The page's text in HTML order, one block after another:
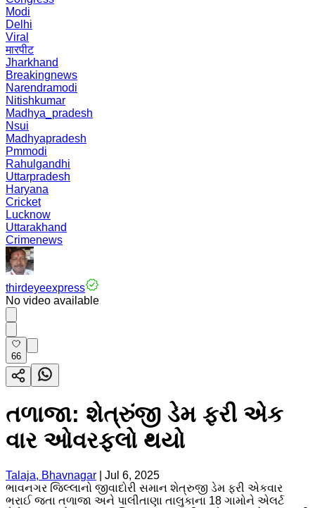
Modi
Delhi
Viral
मारपीट
Jharkhand
Breakingnews
Narendramodi
Nitishkumar
Madhya_pradesh
Nsui
Madhyapradesh
Pmmodi
Rahulgandhi
Uttarpradesh
Haryana
Cricket
Lucknow
Uttarakhand
Crimenews
thirdeyeexpress
No video available
66
તળાજા: શેત્રુંજી ડેમ ફરી એક
વાર ઓવરફ્લો થયો
Talaja, Bhavnagar
Jul 6, 2025
ભાવનગર જિલ્લાનો જીવાદોરી સમાન શેત્રુજી ડેમ ફરી એકવાર
ભરાઈ જતા તળાજા અને પાલીતાણા તાલુકાના 18 ગામોને એલર્ટ